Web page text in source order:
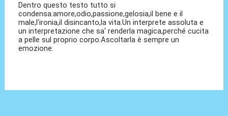
Dentro questo testo tutto si
condensa:amore,odio,passione,gelosia,il bene e il
male,l'ironia,il disincanto,la vita.Un interprete assoluta e
un interpretazione che sa' renderla magica,perché cucita
a pelle sul proprio corpo.Ascoltarla è sempre un
emozione.